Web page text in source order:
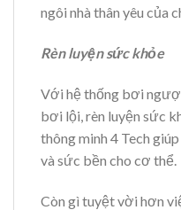
ngôi nhà thân yêu của
Rèn luyện sức khỏe
Với hệ thống bơi
bơi lội, rèn luyện sức
thông minh 4 Tech
và sức bền cho cơ thể.
Còn gì tuyệt vời hơn